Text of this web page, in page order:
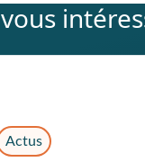
Actus